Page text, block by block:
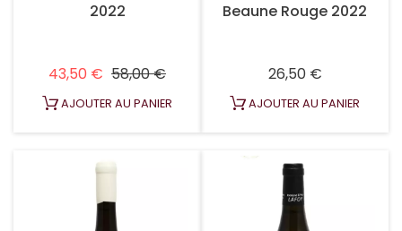
2022
43,50 € Prix habituel
58,00 €Prix
AJOUTER AU PANIER
Beaune Rouge 2022
26,50 €Prix
AJOUTER AU PANIER